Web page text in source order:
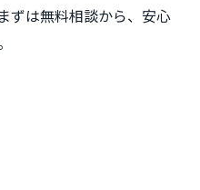
ずは無料相談から、安心